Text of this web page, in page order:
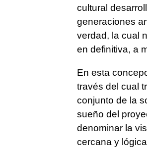
cultural
generaciones
verdad, la cual
en definitiva, a
En esta
través del cual
conjunto de la
sueño del
denominar la
cercana y